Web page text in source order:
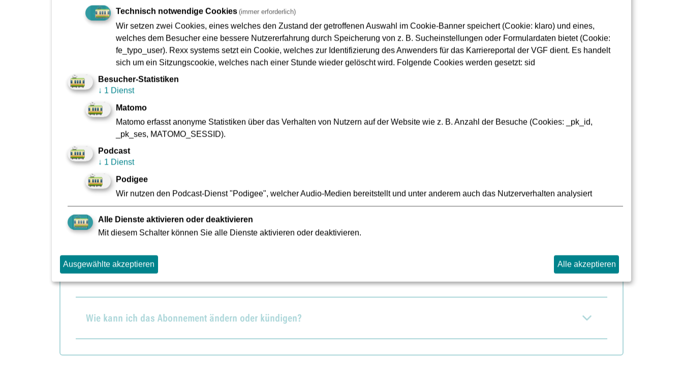
Schülerticket Hessen Schülerticket Hessen zum Frankfurt-Pass
Wer kann das Schülerticket Hessen nutzen?
Wo gilt das Schülerticket Hessen?
Welche Züge darf ich nutzen?
Wie viel kostet das Schülerticket Hessen?
Ist ein Fahrtkostenersatz über das Stadtschulamt möglich?
Wie kann ich das Ticket erwerben?
Wie kann ich das Abonnement ändern oder kündigen?
Technisch notwendige Cookies (immer erforderlich)
Wir setzen zwei Cookies, eines welches den Zustand der getroffenen Auswahl im Cookie-Banner speichert (Cookie: klaro) und eines,
welches dem Besucher eine bessere Nutzererfahrung durch Speicherung von z. B. Sucheinstellungen oder Formulardaten bietet (Cookie:
fe_typo_user). Rexx systems setzt ein Cookie, welches zur Identifizierung des Anwenders für das Karriereportal der VGF dient. Es handelt
sich um ein Sitzungscookie, welches nach einer Stunde wieder gelöscht wird. Folgende Cookies werden gesetzt: sid
Besucher-Statistiken
↓ 1 Dienst
Matomo
Matomo erfasst anonyme Statistiken über das Verhalten von Nutzern auf der Website wie z. B. Anzahl der Besuche (Cookies: _pk_id,
_pk_ses, MATOMO_SESSID).
Podcast
↓ 1 Dienst
Podigee
Wir nutzen den Podcast-Dienst "Podigee", welcher Audio-Medien bereitstellt und unter anderem auch das Nutzerverhalten analysiert
Alle Dienste aktivieren oder deaktivieren
Mit diesem Schalter können Sie alle Dienste aktivieren oder deaktivieren.
Ausgewählte akzeptieren Alle akzeptieren